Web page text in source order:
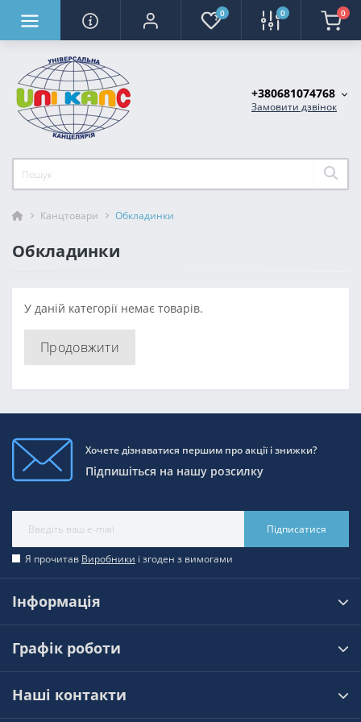
0 0 0
+380681074768
Замовити дзвінок
Канцтовари Обкладинки
Обкладинки
У даній категорії немає товарів.
Продовжити
Хочете дізнаватися першим про акції і знижки?
Підпишіться на нашу розсилку
Підписатися
Я прочитав Виробники і згоден з вимогами
Інформація
Графік роботи
Наші контакти